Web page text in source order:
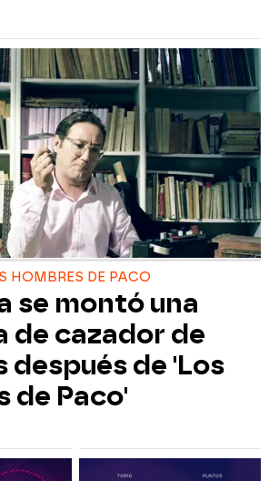
HOMBRES DE PACO
se montó una
de cazador de
después de 'Los
de Paco'